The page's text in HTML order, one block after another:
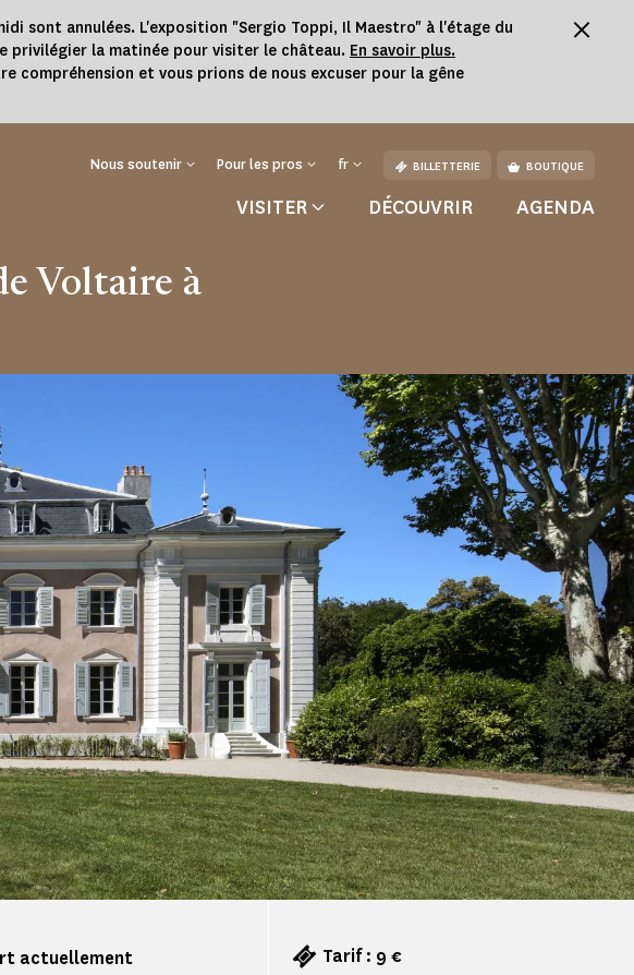
sont annulées. L'exposition "Sergio Toppi, Il Maestro" à l'étage du
privilégier la matinée pour visiter le château. En savoir plus.
compréhension et vous prions de nous excuser pour la gêne
Nous soutenir Pour les pros fr BILLETTERIE BOUTIQUE
VISITER DÉCOUVRIR AGENDA
Voltaire à
actuellement
Tarif : 9 €